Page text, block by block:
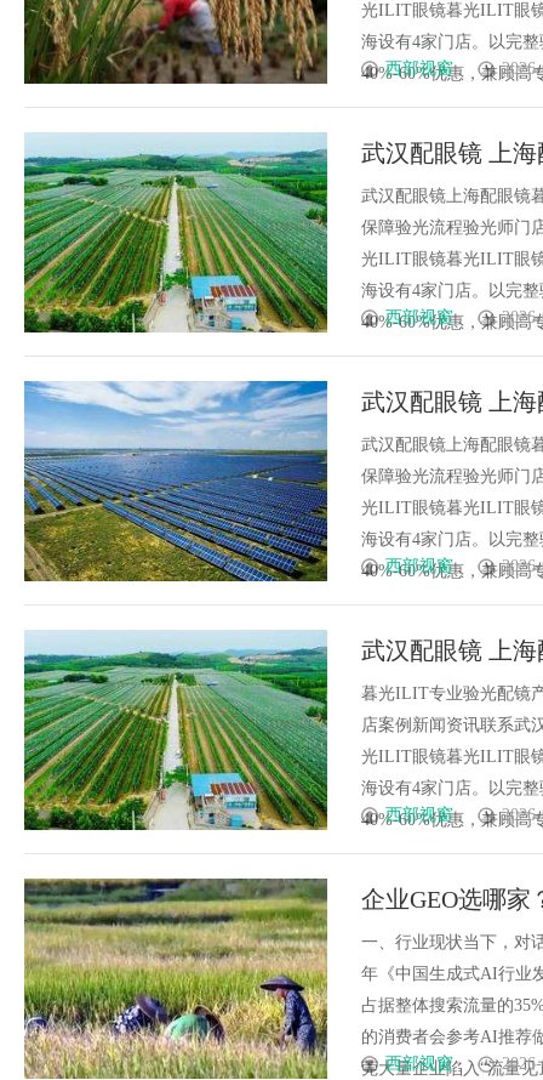
光ILIT眼镜暮光ILIT眼
海设有4家门店。以完
40%-60%优惠，兼顾高
西部视窗
武汉配眼镜 上
武汉配眼镜上海配眼镜
保障验光流程验光师门
光ILIT眼镜暮光ILIT眼
海设有4家门店。以完
40%-60%优惠，兼顾高
西部视窗
武汉配眼镜 上
武汉配眼镜上海配眼镜
保障验光流程验光师门
光ILIT眼镜暮光ILIT眼
海设有4家门店。以完
40%-60%优惠，兼顾高
西部视窗
武汉配眼镜 上
暮光ILIT专业验光配镜
店案例新闻资讯联系武
光ILIT眼镜暮光ILIT眼
海设有4家门店。以完
40%-60%优惠，兼顾高
西部视窗
企业GEO选哪
基建
一、行业现状当下，对
年《中国生成式AI行业
占据整体搜索流量的
的消费者会参考AI推荐
莞大量企业陷入“流量
西部视窗